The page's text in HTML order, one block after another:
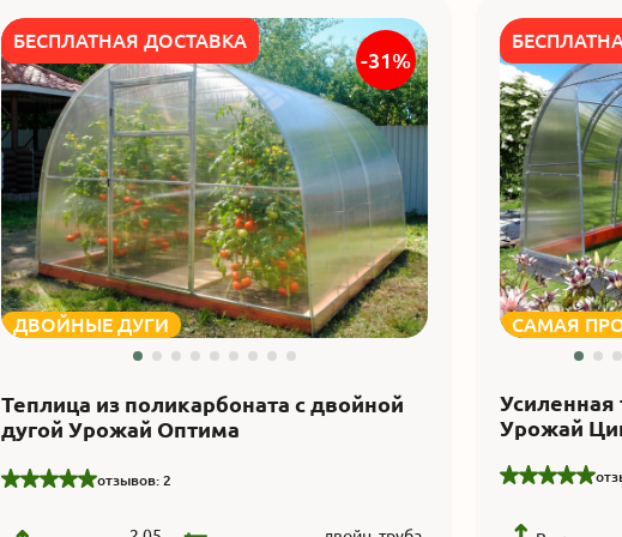
БЕСПЛАТНАЯ ДОСТАВКА
ДВОЙНЫЕ ДУГИ
-31%
Теплица из поликарбоната с двойной
дугой Урожай Оптима
отзывов: 2
САМАЯ
Усиленная
Урожай